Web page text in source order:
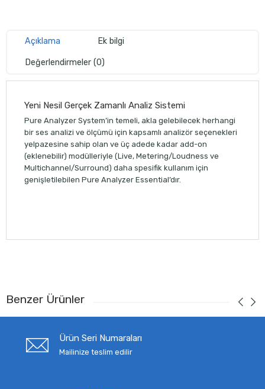
Açıklama Ek bilgi
Değerlendirmeler (0)
Yeni Nesil Gerçek Zamanlı Analiz Sistemi
Pure Analyzer System’in temeli, akla gelebilecek herhangi
bir ses analizi ve ölçümü için kapsamlı analizör seçenekleri
yelpazesine sahip olan ve üç adede kadar add-on
(eklenebilir) modülleriyle (Live, Metering/Loudness ve
Multichannel/Surround) daha spesifik kullanım için
genişletilebilen Pure Analyzer Essential’dır.
Benzer Ürünler
Ürün Seri Numaraları
Mailinize teslim edilir